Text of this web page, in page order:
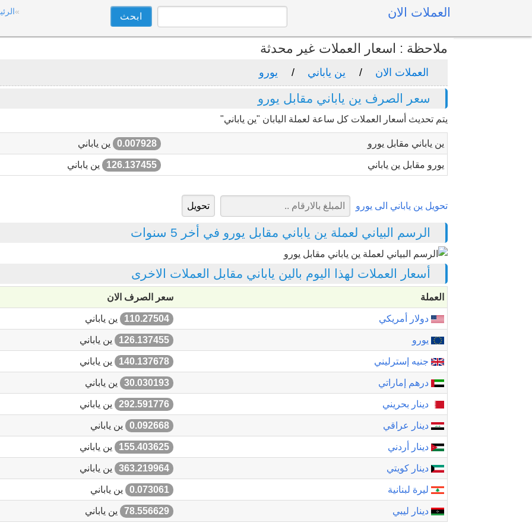
العملات الان
ملاحظة : اسعار العملات غير محدثة
العملات الان ين ياباني يورو
سعر الصرف ين ياباني مقابل يورو
يتم تحديث أسعار العملات كل ساعة لعملة اليابان "ين ياباني"
ين ياباني مقابل يورو 0.007928 ين ياباني
يورو مقابل ين ياباني 126.137455 ين ياباني
تحويل ين ياباني الى يورو
الرسم البياني لعملة ين ياباني مقابل يورو في أخر 5 سنوات
أسعار العملات لهذا اليوم بالين ياباني مقابل العملات الاخرى
العملة سعر الصرف الان
دولار أمريكي 110.27504 ين ياباني
يورو 126.137455 ين ياباني
جنيه إسترليني 140.137678 ين ياباني
درهم إماراتي 30.030193 ين ياباني
دينار بحريني 292.591776 ين ياباني
دينار عراقي 0.092668 ين ياباني
دينار أردني 155.403625 ين ياباني
دينار كويتي 363.219964 ين ياباني
ليرة لبنانية 0.073061 ين ياباني
دينار ليبي 78.556629 ين ياباني